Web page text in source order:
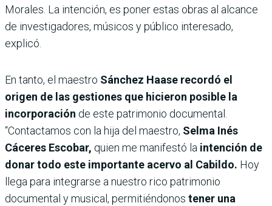
Morales. La intención, es poner estas obras al alcance
de investigadores, músicos y público interesado,
explicó.
En tanto, el maestro Sánchez Haase recordó el
origen de las gestiones que hicieron posible la
incorporación de este patrimonio documental.
“Contactamos con la hija del maestro, Selma Inés
Cáceres Escobar, quien me manifestó la intención de
donar todo este importante acervo al Cabildo. Hoy
llega para integrarse a nuestro rico patrimonio
documental y musical, permitiéndonos tener una